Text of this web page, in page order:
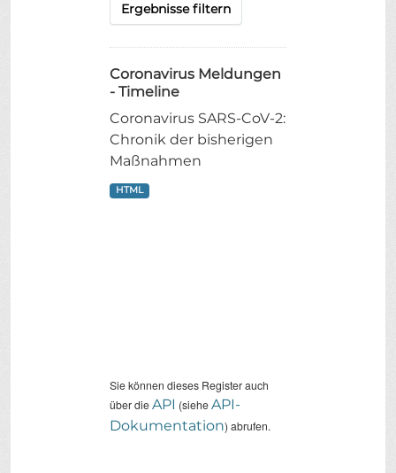
Ergebnisse filtern
Coronavirus Meldungen
- Timeline
Coronavirus SARS-CoV-2:
Chronik der bisherigen
Maßnahmen
HTML
Sie können dieses Register auch
über dieAPI (sieheAPI-
Dokumentation) abrufen.